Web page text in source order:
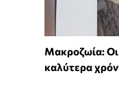
Mακροζωία:
καλύτερα